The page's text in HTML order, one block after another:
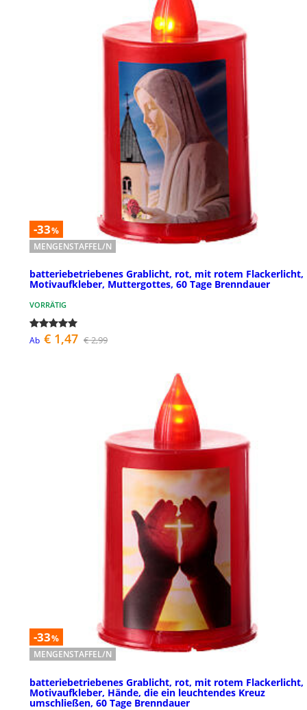
-33%
MENGENSTAFFEL/N
batteriebetriebenes Grablicht, rot, mit rotem Flackerlicht,
Motivaufkleber, Muttergottes, 60 Tage Brenndauer
VORRÄTIG
Ab € 1,47 € 2,99
-33%
MENGENSTAFFEL/N
batteriebetriebenes Grablicht, rot, mit rotem Flackerlicht,
Motivaufkleber, Hände, die ein leuchtendes Kreuz
umschließen, 60 Tage Brenndauer